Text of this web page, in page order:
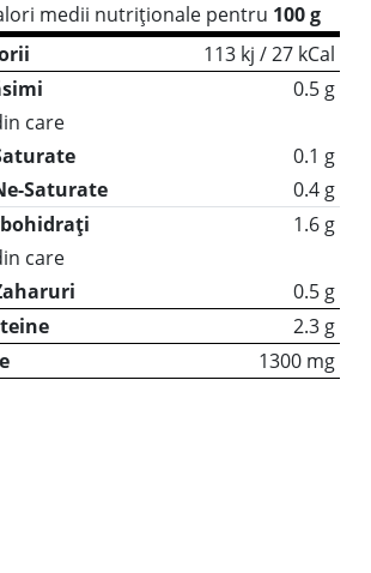
medii nutriționale pentru 100 g
113 kj / 27 kCal
0.5 g
care
0.1 g
Saturate
0.4 g
1.6 g
care
0.5 g
2.3 g
1300 mg